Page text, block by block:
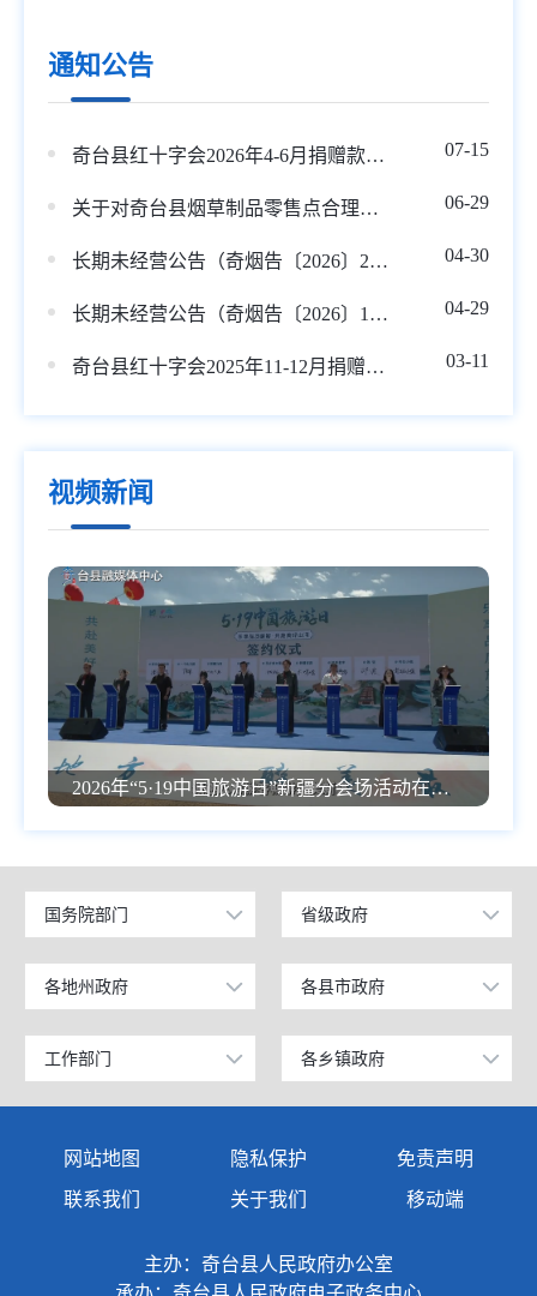
通知公告
奇台县红十字会2026年4-6月捐赠款物收支情况公示 07-15
关于对奇台县烟草制品零售点合理布局规划部分网格进行动态调整的公告 06-29
长期未经营公告（奇烟告〔2026〕2号） 04-30
长期未经营公告（奇烟告〔2026〕1号） 04-29
奇台县红十字会2025年11-12月捐赠款物收支情况公示 03-11
视频新闻
2026年“5·19中国旅游日”新疆分会场活动在奇台江布拉克盛大启幕
国务院部门
公安部
工业和信息化部
科学技术部
教育部
国防部
省级政府
北京
上海
广东
天津
山东
各地州政府
乌鲁木齐市
昌吉回族自治州
阿克苏地区
克孜勒苏柯尔克孜自治州
塔城地区
伊犁哈萨克自治州
各县市政府
昌吉市
阜康市
玛纳斯县
呼图壁县
吉木萨尔县
奇台县
工作部门
政府办公室
各乡镇政府
奇台镇
碧流河镇
网站地图 隐私保护
免责声明
联系我们
关于我们 移动端
主办：奇台县人民政府办公室